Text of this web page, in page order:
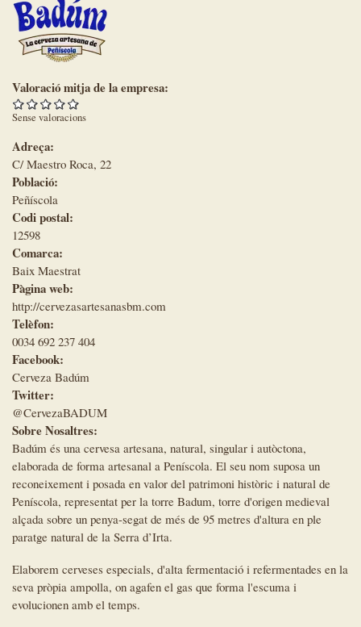
Valoració mitja de la empresa:
Sense valoracions
Adreça:
C/ Maestro Roca, 22
Població:
Peñíscola
Codi postal:
12598
Comarca:
Baix Maestrat
Pàgina web:
http://cervezasartesanasbm.com
Telèfon:
0034 692 237 404
Facebook:
Cerveza Badúm
Twitter:
@CervezaBADUM
Sobre Nosaltres:
Badúm és una cervesa artesana, natural, singular i autòctona,
elaborada de forma artesanal a Peníscola. El seu nom suposa un
reconeixement i posada en valor del patrimoni històric i natural de
Peníscola, representat per la torre Badum, torre d'origen medieval
alçada sobre un penya-segat de més de 95 metres d'altura en ple
paratge natural de la Serra d’Irta.
Elaborem cerveses especials, d'alta fermentació i refermentades en la
seva pròpia ampolla, on agafen el gas que forma l'escuma i
evolucionen amb el temps.